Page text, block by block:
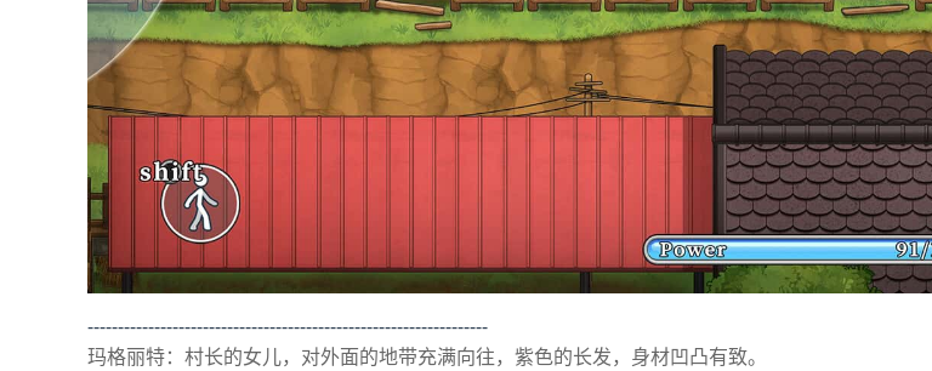
------------------------------------------------------------------
玛格丽特：村长的女儿，对外面的地带充满向往，紫色的长发，身材凹凸有致。